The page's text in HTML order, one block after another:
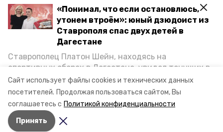
Сайт использует файлы cookies и технических данных
посетителей. Продолжая пользоваться сайтом, Вы
соглашаетесь с Политикой конфиденциальности
Принять
«Понимал, что если остановлюсь,
утонем втроём»: юный дзюдоист из
Ставрополя спас двух детей в
Дагестане
Ставрополец Платон Шейн, находясь на
спортивных сборах в Дегестане, увидел тонущих в
Каспийском море детей и бросился на помощь. По
возвращении домой, отважного мальчика
пригласили в министерство образования края и
наградили. Корреспондент «Победы26» пообщался
с юным героем.